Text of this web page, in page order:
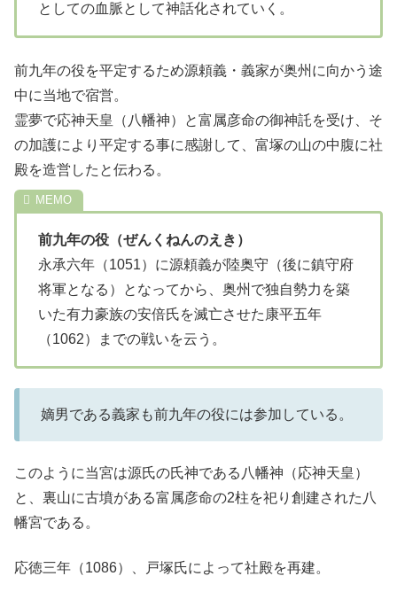
としての血脈として神話化されていく。
前九年の役を平定するため源頼義・義家が奥州に向かう途
中に当地で宿営。
霊夢で応神天皇（八幡神）と富属彦命の御神託を受け、そ
の加護により平定する事に感謝して、富塚の山の中腹に社
殿を造営したと伝わる。
前九年の役（ぜんくねんのえき）
永承六年（1051）に源頼義が陸奥守（後に鎮守府
将軍となる）となってから、奥州で独自勢力を築
いた有力豪族の安倍氏を滅亡させた康平五年
（1062）までの戦いを云う。
嫡男である義家も前九年の役には参加している。
このように当宮は源氏の氏神である八幡神（応神天皇）
と、裏山に古墳がある富属彦命の2柱を祀り創建された八
幡宮である。
応徳三年（1086）、戸塚氏によって社殿を再建。